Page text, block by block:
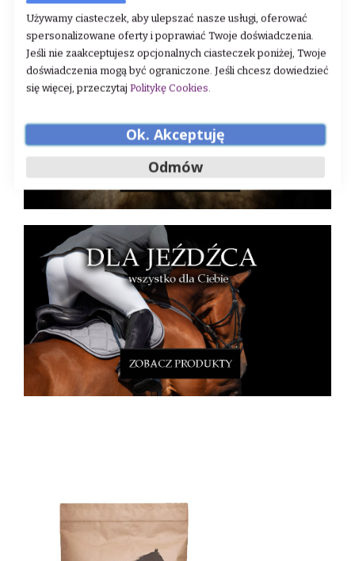
Używamy ciasteczek, aby ulepszać nasze usługi, oferować
spersonalizowane oferty i poprawiać Twoje doświadczenia.
Jeśli nie zaakceptujesz opcjonalnych ciasteczek poniżej, Twoje
doświadczenia mogą być ograniczone. Jeśli chcesz dowiedzieć
się więcej, przeczytaj Politykę Cookies.
Ok. Akceptuję
Odmów